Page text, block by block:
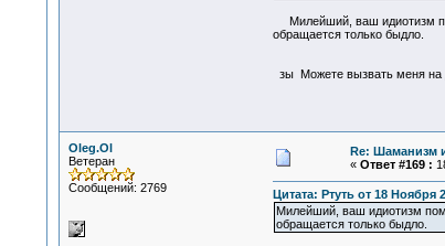
Милейший, ваш идиотизм
обращается только быдло.
зы Можете вызвать меня на
Oleg.Ol
Ветеран
Сообщений: 2769
Re: Шаманизм
« Ответ #169 :
Цитата: Ртуть от 18 Ноября
Милейший, ваш идиотизм
обращается только быдло.